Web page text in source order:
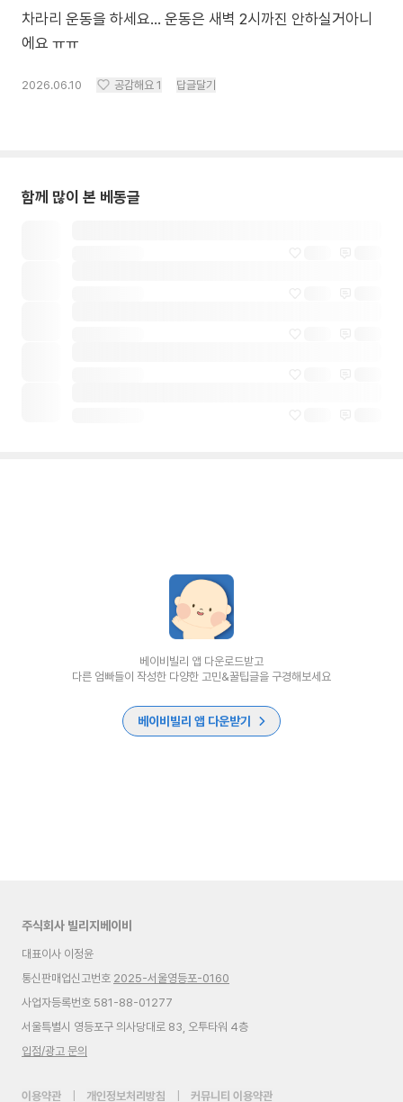
차라리 운동을 하세요... 운동은 새벽 2시까진 안하실거아니
에요 ㅠㅠ
2026.06.10 공감해요 1 답글달기
함께 많이 본 베동글
베이비빌리 앱 다운로드받고
다른 엄빠들이 작성한 다양한 고민&꿀팁글을 구경해보세요
베이비빌리 앱 다운받기
주식회사 빌리지베이비
대표이사 이정윤
통신판매업신고번호 2025-서울영등포-0160
사업자등록번호 581-88-01277
서울특별시 영등포구 의사당대로 83, 오투타워 4층
입점/광고 문의
이용약관 개인정보처리방침 커뮤니티 이용약관